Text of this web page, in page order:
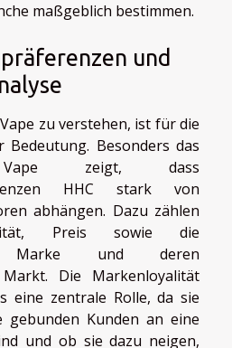
maßgeblich bestimmen.
und
zu verstehen, ist für die
Besonders das
Vape zeigt, dass
HHC stark von
abhängen. Dazu zählen
Preis sowie die
Marke und deren
Die Markenloyalität
eine zentrale Rolle, da sie
gebunden Kunden an eine
und ob sie dazu neigen,